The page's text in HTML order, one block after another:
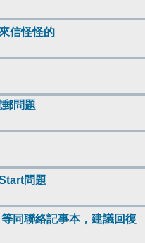
信怪怪的
問題
問題
同聯絡記事本，建議回復